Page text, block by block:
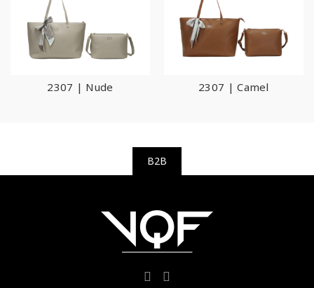
2307 | Nude 2307 | Camel
B2B